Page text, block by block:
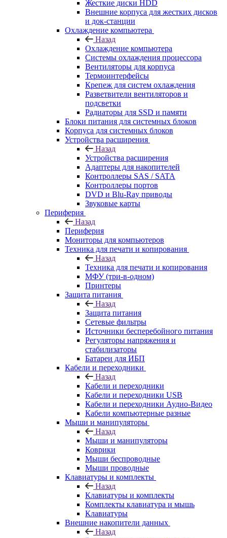
Жесткие диски HDD
Внешние корпуса для жестких дисков
и док-станции
Охлаждение компьютера
Назад
Охлаждение компьютера
Системы охлаждения процессора
Вентиляторы для корпуса
Термоинтерфейсы
Крепеж для систем охлаждения
Разветвители вентиляторов и
подсветки
Радиаторы для SSD и памяти
Блоки питания для системных блоков
Корпуса для системных блоков
Устройства расширения
Назад
Устройства расширения
Адаптеры для накопителей
Контроллеры SAS / SATA
Контроллеры портов
DVD и Blu-Ray приводы
Звуковые карты
Периферия
Назад
Периферия
Мониторы для компьютеров
Техника для печати и копирования
Назад
Техника для печати и копирования
МФУ (три-в-одном)
Принтеры
Защита питания
Назад
Защита питания
Сетевые фильтры
Источники бесперебойного питания
Регуляторы напряжения и
стабилизаторы
Батареи для ИБП
Кабели и переходники
Назад
Кабели и переходники
Кабели и переходники USB
Кабели и переходники Аудио-Видео
Кабели компьютерные разные
Мыши и манипуляторы
Назад
Мыши и манипуляторы
Коврики
Мыши беспроводные
Мыши проводные
Клавиатуры и комплекты
Назад
Клавиатуры и комплекты
Комплекты клавиатура и мышь
Клавиатуры
Внешние накопители данных
Назад